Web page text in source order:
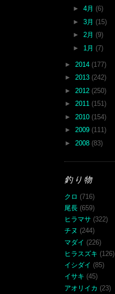
► 4月 (6)
► 3月 (15)
► 2月 (9)
► 1月 (7)
► 2014 (177)
► 2013 (242)
► 2012 (250)
► 2011 (151)
► 2010 (154)
► 2009 (111)
► 2008 (83)
釣り物
クロ (716)
尾長 (659)
ヒラマサ (322)
チヌ (244)
マダイ (226)
ヒラスズキ (126)
イシダイ (85)
イサキ (45)
アオリイカ (23)